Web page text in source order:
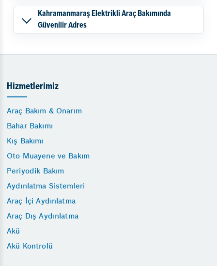
Kahramanmaraş Elektrikli Araç Bakımında
Güvenilir Adres
Hizmetlerimiz
Araç Bakım & Onarım
Bahar Bakımı
Kış Bakımı
Oto Muayene ve Bakım
Periyodik Bakım
Aydınlatma Sistemleri
Araç İçi Aydınlatma
Araç Dış Aydınlatma
Akü
Akü Kontrolü